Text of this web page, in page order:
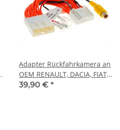
Adapter Rückfahrkamera an
OEM RENAULT, DACIA, FIAT,
NISSAN, OPEL an ein OEM
39,90 € *